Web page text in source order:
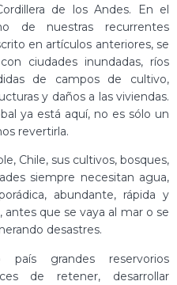
de los Andes. En el
de nuestras recurrentes
en artículos anteriores, se
ciudades inundadas, ríos
de campos de cultivo,
y daños a las viviendas.
ya está aquí, no es sólo un
revertirla.
Chile, sus cultivos, bosques,
siempre necesitan agua,
abundante, rápida y
que se vaya al mar o se
desastres.
país grandes reservorios
de retener, desarrollar